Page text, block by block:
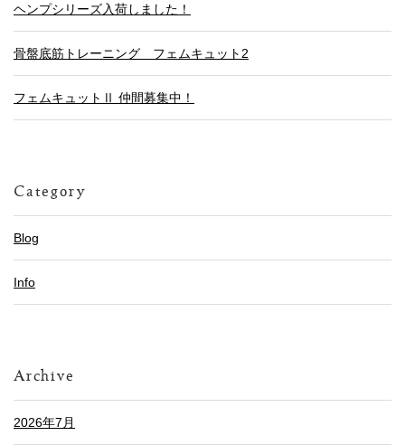
ヘンプシリーズ入荷しました！
骨盤底筋トレーニング フェムキュット2
フェムキュットⅡ 仲間募集中！
Category
Blog
Info
Archive
2026年7月